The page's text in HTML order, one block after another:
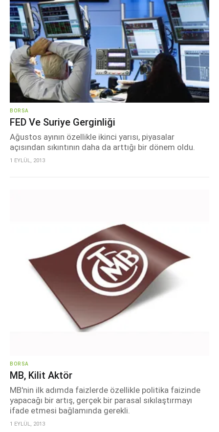
BORSA
FED Ve Suriye Gerginliği
Ağustos ayının özellikle ikinci yarısı, piyasalar
açısından sıkıntının daha da arttığı bir dönem oldu.
1 EYLÜL, 2013
BORSA
MB, Kilit Aktör
MB'nin ilk adımda faizlerde özellikle politika faizinde
yapacağı bir artış, gerçek bir parasal sıkılaştırmayı
ifade etmesi bağlamında gerekli.
1 EYLÜL, 2013